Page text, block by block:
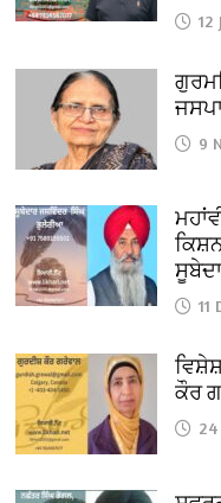
12
9
11
ਕੌਰ